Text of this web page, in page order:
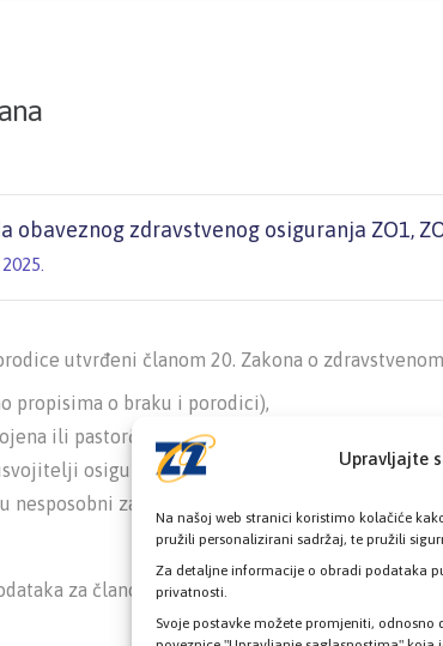
Upravljajte
Na našoj web stranici koristimo kolačiće
pružili personalizirani sadržaj, te pružili
Za detaljne informacije o obradi podataka
privatnosti.
Svoje postavke možete promjeniti,
obaveznog zdravstvenog osiguranja ZO1,
utvrđeni članom 20. Zakona o
propisima o braku i porodici),
ili pastorčad) i druga djeca bez roditelja ako
osiguranika) ako ih osiguranik izdržava,
nesposobni za samostalan život i rad i ako
za članove porodice osiguranih lica ZZO